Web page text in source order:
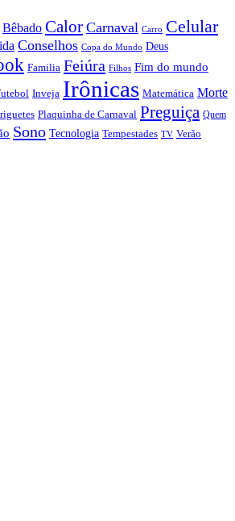
Bêbado Calor Carnaval Carro Celular
Conselhos Copa do Mundo Deus
Familia Feiúra Filhos Fim do mundo
Inveja Irônicas Matemática Morte
Plaquinha de Carnaval Preguiça Quem
Sono Tecnologia Tempestades TV Verão